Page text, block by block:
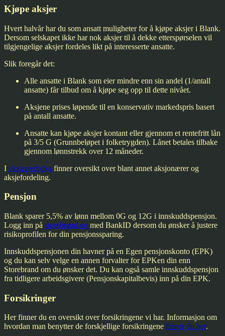
Kjøpe aksjer
Hvert halvår har du som ansatt muligheter for å kjøpe aksjer i Blank.
Dersom selskapet ikke har nok aksjer til å dekke etterspørselen vil
tilgjengelige aksjer fordeles likt på interesserte ansatte.
Slik foregår det:
Alle ansatte i Blank som eier mindre enn sin andel (1/antall
ansatte) får tilbud om å kjøpe seg opp til dette nivået.
Aksjene prises løpende til en konservativ markedspris basert
på antall ansatte.
Ansatte kan kjøpe aksjer kontant eller gjennom et rentefritt lån
på 3/5 G (Grunnbeløpet i folketrygden). Lånet betales tilbake
gjennom lønnstrekk over 12 måneder.
I aksjeeierboka finner oversikt over blant annet aksjonærer og
aksjefordeling.
Pensjon
Blank sparer 5,5% av lønn mellom 0G og 12G i innskuddspensjon.
Logg inn på storebrand.no med BankID dersom du ønsker å justere
risikoprofilen for din pensjonssparing.
Innskuddspensjonen din havner på en Egen pensjonskonto (EPK)
og du kan selv velge en annen forvalter for EPKen din enn
Storebrand om du ønsker det. Du kan også samle innskuddspensjon
fra tidligere arbeidsgivere (Pensjonskapitalbevis) inn på din EPK.
Forsikringer
Her finner du en oversikt over forsikringene vi har. Informasjon om
hvordan man benytter de forskjellige forsikringene finner du her.